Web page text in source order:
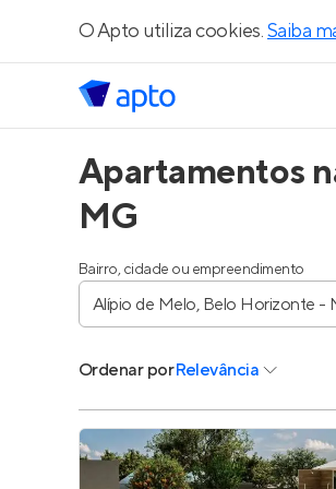
O Apto utiliza cookies.Saiba
Apartamentos
MG
Bairro, cidade ou empreendimento
Ordenar porRelevância